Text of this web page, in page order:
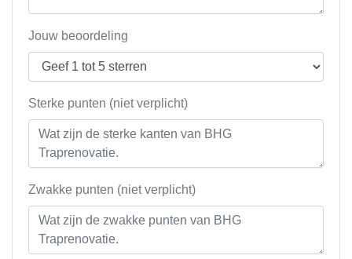
Jouw beoordeling
Sterke punten (niet verplicht)
Zwakke punten (niet verplicht)